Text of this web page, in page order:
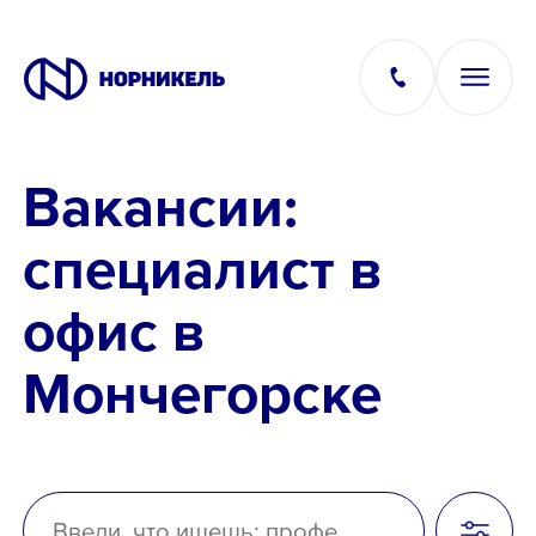
Вакансии
Производство
Офис
IT
Студентам
Вакансии:
специалист в
офис в
Мончегорске